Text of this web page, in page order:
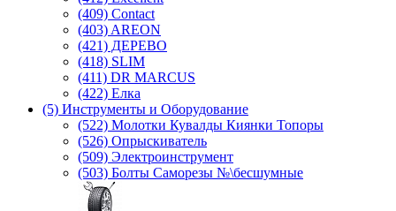
(409) Contact
(403) AREON
(421) ДЕРЕВО
(418) SLIM
(411) DR MARCUS
(422) Елка
(5) Инструменты и Оборудование
(522) Молотки Кувалды Киянки Топоры
(526) Опрыскиватель
(509) Электроинструмент
(503) Болты Саморезы №\бесшумные